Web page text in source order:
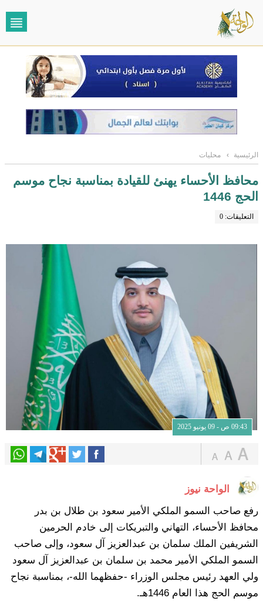
الرئيسية › محليات
محافظ الأحساء يهنئ للقيادة بمناسبة نجاح موسم
الحج 1446
التعليقات: 0
09:43 ص - 09 يونيو 2025
الواحة نيوز
رفع صاحب السمو الملكي الأمير سعود بن طلال بن بدر
محافظ الأحساء، التهاني والتبريكات إلى خادم الحرمين
الشريفين الملك سلمان بن عبدالعزيز آل سعود، وإلى صاحب
السمو الملكي الأمير محمد بن سلمان بن عبدالعزيز آل سعود
ولي العهد رئيس مجلس الوزراء -حفظهما الله-، بمناسبة نجاح
موسم الحج هذا العام 1446هـ.